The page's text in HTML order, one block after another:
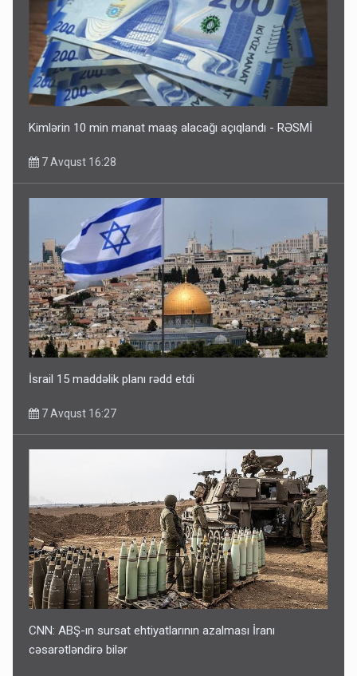
Kimlərin 10 min manat maaş alacağı açıqlandı - RƏSMİ
7 Avqust 16:28
İsrail 15 maddəlik planı rədd etdi
7 Avqust 16:27
CNN: ABŞ-ın sursat ehtiyatlarının azalması İranı
cəsarətləndirə bilər